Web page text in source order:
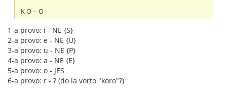
K O -- O
1-a provo: i - NE {S}
2-a provo: e - NE {U}
3-a provo: u - NE {P}
4-a provo: a - NE {E}
5-a provo: o - JES
6-a provo: r - ? (do la vorto "koro"?)